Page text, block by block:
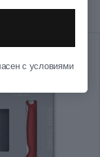
с условиями